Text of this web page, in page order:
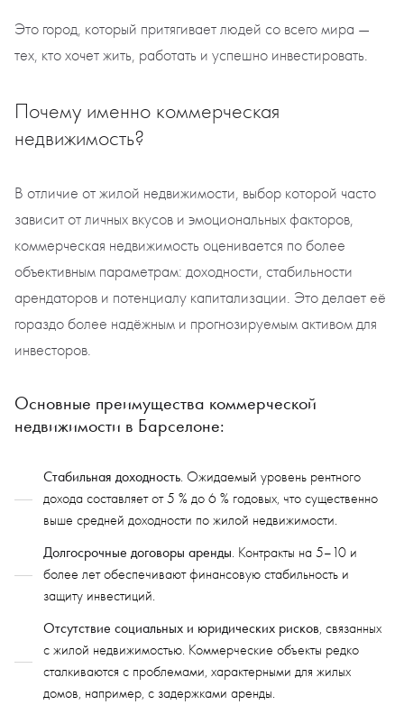
Это город, который притягивает людей со всего мира —
тех, кто хочет жить, работать и успешно инвестировать.
Почему именно коммерческая
недвижимость?
В отличие от жилой недвижимости, выбор которой часто
зависит от личных вкусов и эмоциональных факторов,
коммерческая недвижимость оценивается по более
объективным параметрам: доходности, стабильности
арендаторов и потенциалу капитализации. Это делает её
гораздо более надёжным и прогнозируемым активом для
инвесторов.
Основные преимущества коммерческой
недвижимости в Барселоне:
Стабильная доходность. Ожидаемый уровень рентного
дохода составляет от 5 % до 6 % годовых, что существенно
выше средней доходности по жилой недвижимости.
Долгосрочные договоры аренды. Контракты на 5–10 и
более лет обеспечивают финансовую стабильность и
защиту инвестиций.
Отсутствие социальных и юридических рисков, связанных
с жилой недвижимостью. Коммерческие объекты редко
сталкиваются с проблемами, характерными для жилых
домов, например, с задержками аренды.